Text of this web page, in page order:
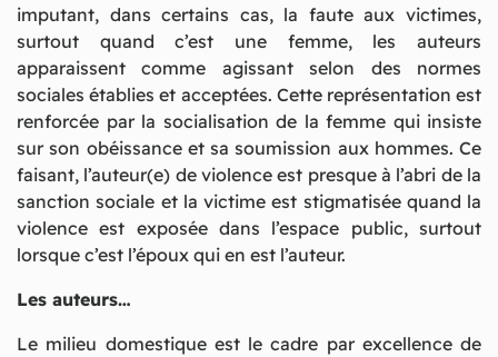
imputant, dans certains cas, la faute aux victimes,
surtout quand c’est une femme, les auteurs
apparaissent comme agissant selon des normes
sociales établies et acceptées. Cette représentation est
renforcée par la socialisation de la femme qui insiste
sur son obéissance et sa soumission aux hommes. Ce
faisant, l’auteur(e) de violence est presque à l’abri de la
sanction sociale et la victime est stigmatisée quand la
violence est exposée dans l’espace public, surtout
lorsque c’est l’époux qui en est l’auteur.
Les auteurs…
Le milieu domestique est le cadre par excellence de